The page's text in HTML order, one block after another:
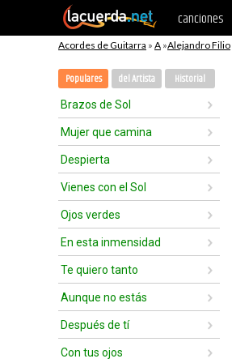
canciones
Acordes de Guitarra » A »Alejandro Filio
Populares del Artista Historial
Brazos de Sol
Mujer que camina
Despierta
Vienes con el Sol
Ojos verdes
En esta inmensidad
Te quiero tanto
Aunque no estás
Después de tí
Con tus ojos